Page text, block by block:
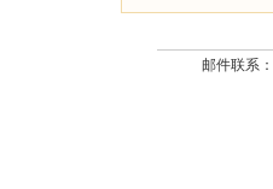
邮件联系：